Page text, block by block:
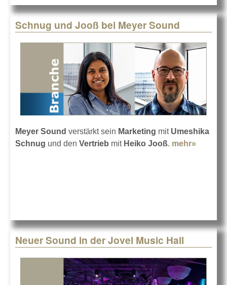
Schnug und Jooß bei Meyer Sound
Meyer Sound verstärkt sein Marketing mit Umeshika
Schnug und den Vertrieb mit Heiko Jooß. mehr»
Neuer Sound in der Jovel Music Hall